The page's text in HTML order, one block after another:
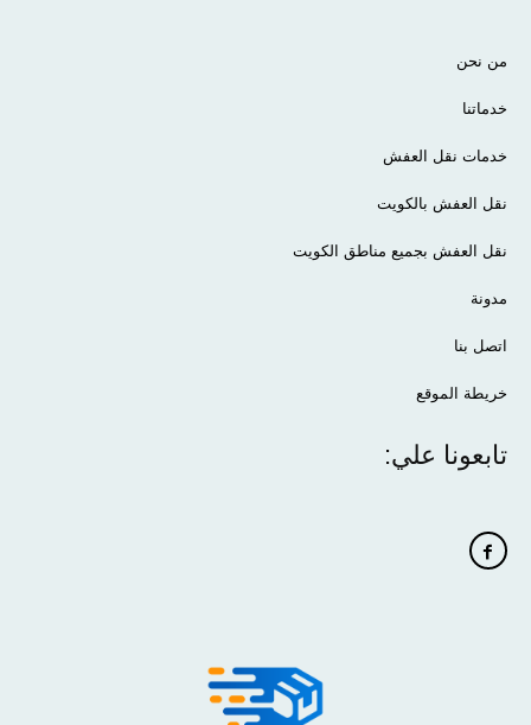
من نحن
خدماتنا
خدمات نقل العفش
نقل العفش بالكويت
نقل العفش بجميع مناطق الكويت
مدونة
اتصل بنا
خريطة الموقع
تابعونا علي: